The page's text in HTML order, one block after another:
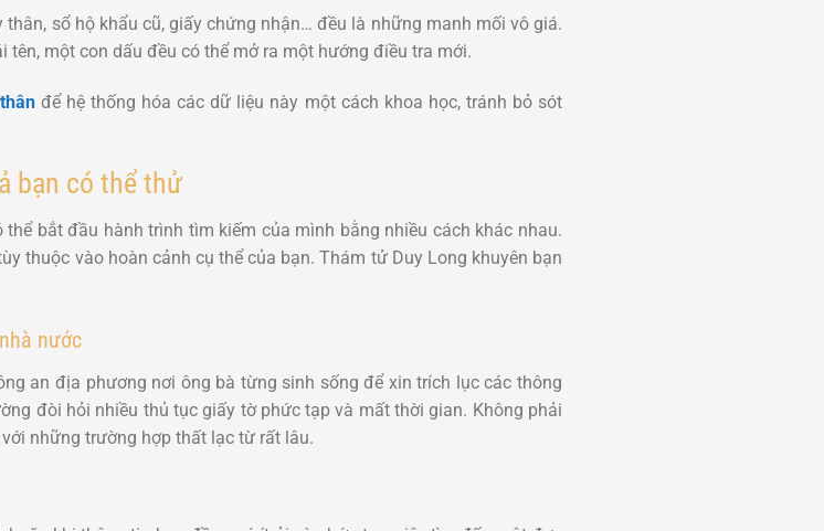
sổ hộ khẩu cũ, giấy chứng nhận… đều là những manh mối vô giá.
một con dấu đều có thể mở ra một hướng điều tra mới.
để hệ thống hóa các dữ liệu này một cách khoa học, tránh bỏ sót
bạn có thể thử
bắt đầu hành trình tìm kiếm của mình bằng nhiều cách khác nhau.
thuộc vào hoàn cảnh cụ thể của bạn. Thám tử Duy Long khuyên bạn
nước
an địa phương nơi ông bà từng sinh sống để xin trích lục các thông
đòi hỏi nhiều thủ tục giấy tờ phức tạp và mất thời gian. Không phải
những trường hợp thất lạc từ rất lâu.